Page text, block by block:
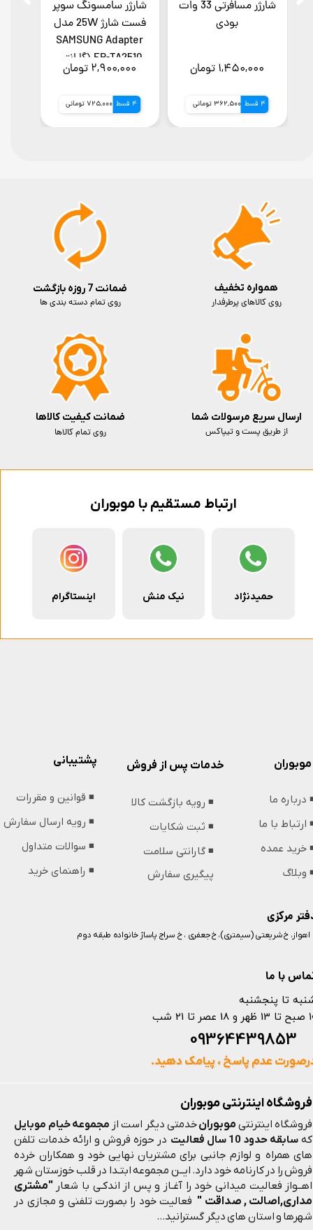
شارژر سامسونگ سوپر
فست شارژ 25W مدل
SAMSUNG Adapter
EP-TA2510 (گارانتی
شرکتی 12ماه)
۲,۹۰۰,۰۰۰ تومان
4 قسط 725,000 تومانی
شارژر مسافرتی 33 وات
بودی
۱,۴۵۰,۰۰۰ تومان
4 قسط 362,500 تومانی
فروشگاه اینترنتی موبوران
فروشگاه اینترنتی موبورانخدمتی دیگر است از مجموعه خیام موبایل
که سابقه حدود 10 سال فعالیت
در حوزه فروش و ارائه خدمات تلفن
های همراه و لوازم جانبی برای مشتریان نهایی خود و همکاران خرده
فروش را در کارنامه خود دارد. ایــن مجموعه ابتـدا در قلب خوزستان شهر
اهــواز فعالیت میدانی خود را آغـاز و پس از اندکـی با شعار "مشتری
مداری,اصالت , صداقت " فعالیت خود را بصورت تلفنی و مجازی در
شهرها و استان های دیگر گسترانید...
ارتباط مستقیم با موبوران
حمیدنژاد نیک منش اینستاگرام
ضمانت 7 روزه بازگشت
روی تمام دسته بندی ها
ارسال سریع مرسولات شما
از طریق پست و تیپاکس
ضمانت کیفیت کالاها
روی تمام کالاها
همواره تخفیف
روی کالاهای پرطرفدار
مرکزی
با ما
اهواز، خ شریعتی (سیمتری)، خ جعفری ، خ سراج پاساژ خانواده طبقه دوم
تا پنجشنبه
تا 21 شب
عدم پاسخ ، پیامک دهید.
پشتیبانی
◾️ قوانین و مقررات
◾️ رویه ارسال سفارش
◾️ سوالات متداول
◾️ راهنمای خرید
موبوران
درباره ما
ارتباط با ما
خرید عمده
وبلاگ
خدمات پس از فروش
◾️ رویه بازگشت کالا
◾️ ثبت شکایات
◾️ گارانتی سلامت
پیگیری سفارش